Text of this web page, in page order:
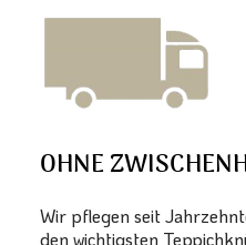
OHNE
Wir pflegen seit
den wichtigsten